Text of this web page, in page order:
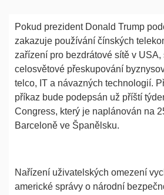
Pokud prezident Donald Trump
zakazuje používání čínských
zařízení pro bezdrátové sítě v USA,
celosvětové přeskupování
telco, IT a návazných technologií.
příkaz bude podepsán už příští
Congress, který je naplánován na
Barceloně ve Španělsku.
Nařízení uživatelských omezení
americké správy o národní